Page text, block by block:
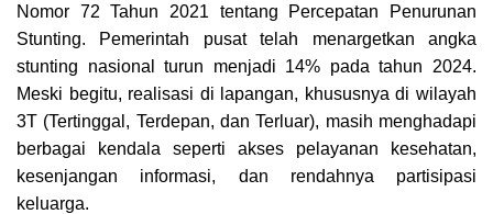
Nomor 72 Tahun 2021 tentang Percepatan Penurunan
Stunting. Pemerintah pusat telah menargetkan angka
stunting nasional turun menjadi 14% pada tahun 2024.
Meski begitu, realisasi di lapangan, khususnya di wilayah
3T (Tertinggal, Terdepan, dan Terluar), masih menghadapi
berbagai kendala seperti akses pelayanan kesehatan,
kesenjangan informasi, dan rendahnya partisipasi
keluarga.